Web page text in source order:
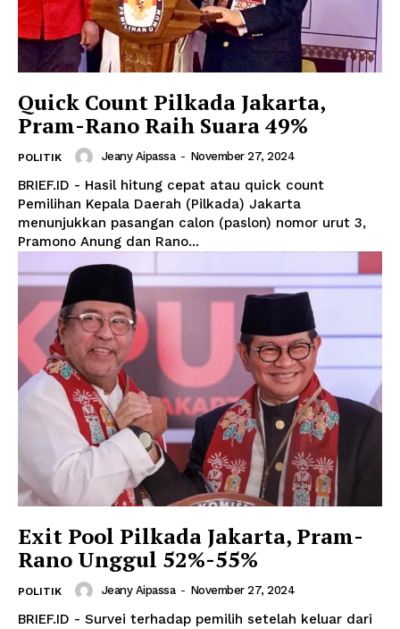
Quick Count Pilkada Jakarta,
Pram-Rano Raih Suara 49%
POLITIK Jeany Aipassa - November 27, 2024
BRIEF.ID - Hasil hitung cepat atau quick count
Pemilihan Kepala Daerah (Pilkada) Jakarta
menunjukkan pasangan calon (paslon) nomor urut 3,
Pramono Anung dan Rano...
Exit Pool Pilkada Jakarta, Pram-
Rano Unggul 52%-55%
POLITIK Jeany Aipassa - November 27, 2024
BRIEF.ID - Survei terhadap pemilih setelah keluar dari